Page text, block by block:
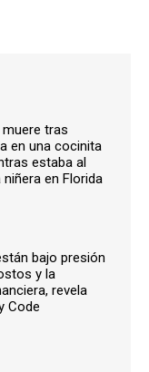
tras
en una cocinita
estaba al
en Florida
bajo presión
y la
revela
Code